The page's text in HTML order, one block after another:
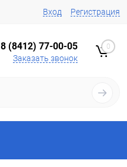
Вход Регистрация
8 (8412) 77-00-05
Заказать звонок
0